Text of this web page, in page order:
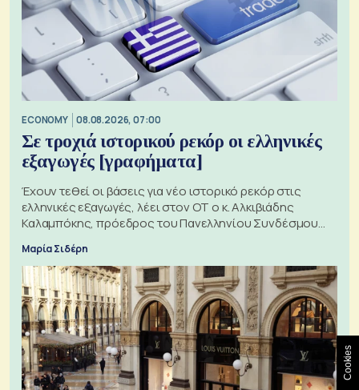
ECONOMY 08.08.2026, 07:00
Σε τροχιά ιστορικού ρεκόρ οι ελληνικές
εξαγωγές [γραφήματα]
Έχουν τεθεί οι βάσεις για νέο ιστορικό ρεκόρ στις
ελληνικές εξαγωγές, λέει στον ΟΤ ο κ. Αλκιβιάδης
Καλαμπόκης, πρόεδρος του Πανελληνίου Συνδέσμου
Μαρία Σιδέρη
Cookies